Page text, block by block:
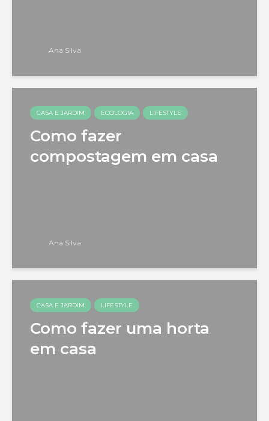
Ana Silva
CASA E JARDIM ECOLOGIA LIFESTYLE
Como fazer
compostagem em casa
Ana Silva
CASA E JARDIM LIFESTYLE
Como fazer uma horta
em casa